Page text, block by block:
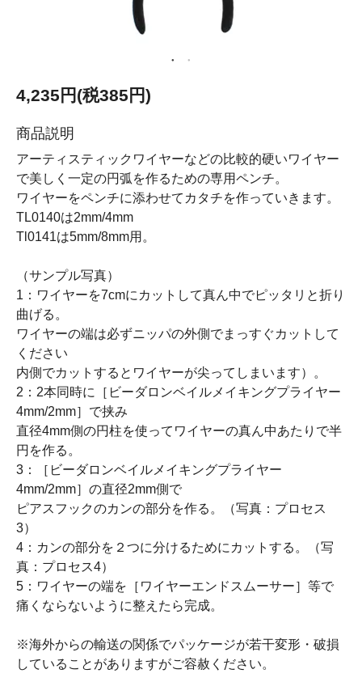
4,235円(税385円)
商品説明
アーティスティックワイヤーなどの比較的硬いワイヤー
で美しく一定の円弧を作るための専用ペンチ。
ワイヤーをペンチに添わせてカタチを作っていきます。
TL0140は2mm/4mm
Tl0141は5mm/8mm用。
（サンプル写真）
1：ワイヤーを7cmにカットして真ん中でピッタリと折り
曲げる。
ワイヤーの端は必ずニッパの外側でまっすぐカットして
ください
内側でカットするとワイヤーが尖ってしまいます）。
2：2本同時に［ビーダロンベイルメイキングプライヤー
4mm/2mm］で挟み
直径4mm側の円柱を使ってワイヤーの真ん中あたりで半
円を作る。
3：［ビーダロンベイルメイキングプライヤー
4mm/2mm］の直径2mm側で
ピアスフックのカンの部分を作る。（写真：プロセス
3）
4：カンの部分を２つに分けるためにカットする。（写
真：プロセス4）
5：ワイヤーの端を［ワイヤーエンドスムーサー］等で
痛くならないように整えたら完成。
※海外からの輸送の関係でパッケージが若干変形・破損
していることがありますがご容赦ください。